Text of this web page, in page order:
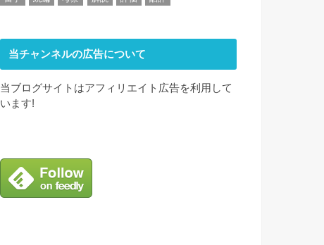
当チャンネルの広告について
当ブログサイトはアフィリエイト広告を利用して
います!